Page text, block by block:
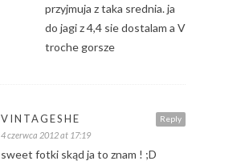
przyjmuja z taka srednia. ja
do jagi z 4,4 sie dostalam a V
troche gorsze
Reply
VINTAGESHE
4 czerwca 2012 at 17:19
sweet fotki skąd ja to znam ! ;D